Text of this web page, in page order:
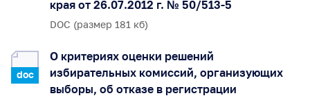
края от 26.07.2012 г. № 50/513-5
DOC (размер 181 кб)
doc
О критериях оценки решений
избирательных комиссий, организующих
выборы, об отказе в регистрации